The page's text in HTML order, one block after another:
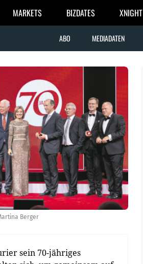
MARKETS BIZDATES XNIGHT
ABO MEDIADATEN
Berger
sein 70-jähriges